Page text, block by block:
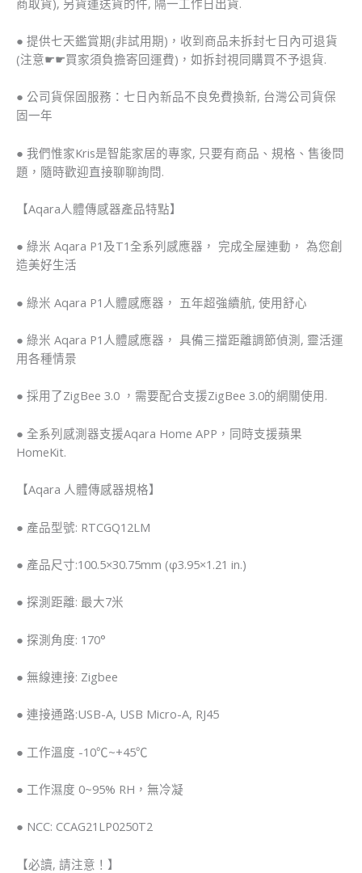
​● 提供七天鑑賞期(非試用期)，收到商品未拆封七日內可退貨
(注意☛☛買家須負擔寄回運費)，如拆封視同購買不予退貨.
● 公司貨保固服務：七日內新品不良免費換新, 台灣公司貨保
固一年
● 我們惟家Kris是智能家居的專家, 只要有商品、規格、售後問
題，隨時歡迎直接聊聊詢問.
【Aqara人體傳感器產品特點】
● 綠米 Aqara P1及T1全系列感應器， 完成全屋連動， 為您創
造美好生活
● 綠米 Aqara P1人體感應器， 五年超強續航, 使用舒心
● 綠米 Aqara P1人體感應器， 具備三擋距離調節偵測, 靈活運
用各種情景
● 採用了ZigBee 3.0 ，需要配合支援ZigBee 3.0的網關使用.
● 全系列感測器支援Aqara Home APP，同時支援蘋果
HomeKit.
【Aqara 人體傳感器規格】
● 產品型號: RTCGQ12LM
● 產品尺寸:100.5×30.75mm (φ3.95×1.21 in.)
● 探測距離: 最大7米
● 探測角度: 170°
● 無線連接: Zigbee
● 連接通路:USB-A, USB Micro-A, RJ45
● 工作溫度 -10℃~+45℃
● 工作濕度 0~95% RH，無冷凝
● NCC: CCAG21LP0250T2
【必讀, 請注意！】